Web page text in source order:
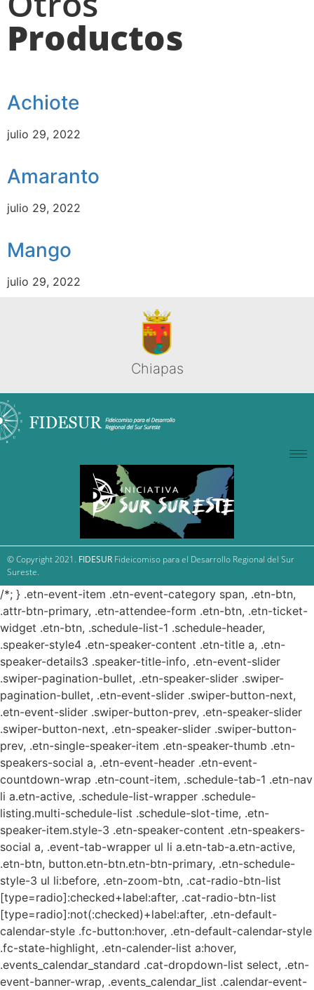
Productos
Achiote
julio 29, 2022
Amaranto
julio 29, 2022
Mango
julio 29, 2022
Chiapas
© Copyright 2021. FIDESUR Fideicomiso para el Desarrollo Regional del Sur
Sureste.
/*; } .etn-event-item .etn-event-category span, .etn-btn,
.attr-btn-primary, .etn-attendee-form .etn-btn, .etn-ticket-
widget .etn-btn, .schedule-list-1 .schedule-header,
.speaker-style4 .etn-speaker-content .etn-title a, .etn-
speaker-details3 .speaker-title-info, .etn-event-slider
.swiper-pagination-bullet, .etn-speaker-slider .swiper-
pagination-bullet, .etn-event-slider .swiper-button-next,
.etn-event-slider .swiper-button-prev, .etn-speaker-slider
.swiper-button-next, .etn-speaker-slider .swiper-button-
prev, .etn-single-speaker-item .etn-speaker-thumb .etn-
speakers-social a, .etn-event-header .etn-event-
countdown-wrap .etn-count-item, .schedule-tab-1 .etn-nav
li a.etn-active, .schedule-list-wrapper .schedule-
listing.multi-schedule-list .schedule-slot-time, .etn-
speaker-item.style-3 .etn-speaker-content .etn-speakers-
social a, .event-tab-wrapper ul li a.etn-tab-a.etn-active,
.etn-btn, button.etn-btn.etn-btn-primary, .etn-schedule-
style-3 ul li:before, .etn-zoom-btn, .cat-radio-btn-list
[type=radio]:checked+label:after, .cat-radio-btn-list
[type=radio]:not(:checked)+label:after, .etn-default-
calendar-style .fc-button:hover, .etn-default-calendar-style
.fc-state-highlight, .etn-calender-list a:hover,
.events_calendar_standard .cat-dropdown-list select, .etn-
event-banner-wrap, .events_calendar_list .calendar-event-